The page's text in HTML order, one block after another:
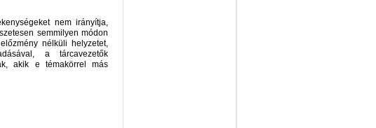
nem irányítja,
semmilyen módon
nélküli helyzetet,
a tárcavezetők
akik e témakörrel más